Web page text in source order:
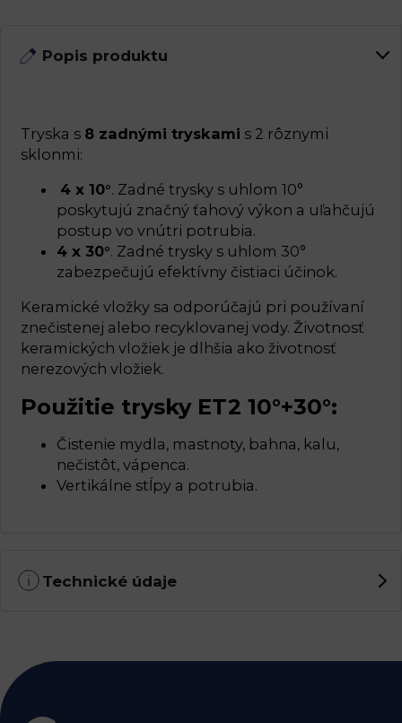
Popis produktu
Tryska s 8 zadnými tryskami s 2 rôznymi
sklonmi:
4 x 10°. Zadné trysky s uhlom 10°
poskytujú značný ťahový výkon a uľahčujú
postup vo vnútri potrubia.
4 x 30°. Zadné trysky s uhlom 30°
zabezpečujú efektívny čistiaci účinok.
Keramické vložky sa odporúčajú pri používaní
znečistenej alebo recyklovanej vody. Životnosť
keramických vložiek je dlhšia ako životnosť
nerezových vložiek.
Použitie trysky ET2 10°+30°:
Čistenie mydla, mastnoty, bahna, kalu,
nečistôt, vápenca.
Vertikálne stĺpy a potrubia.
Technické údaje